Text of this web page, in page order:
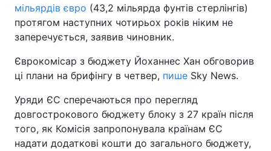
Україна Політика
Економіка Світ
Спорт Наука
Зброя Інциденти
Здоров'я Туризм
мільярдів євро (43,2 мільярда фунтів стерлінгів)
протягом наступних чотирьох років ніким не
заперечується, заявив чиновник.
Єврокомісар з бюджету Йоханнес Хан обговорив
ці плани на брифінгу в четвер, пише Sky News.
Уряди ЄС сперечаються про перегляд
довгострокового бюджету блоку з 27 країн після
того, як Комісія запропонувала країнам ЄС
надати додаткові кошти до загального бюджету,